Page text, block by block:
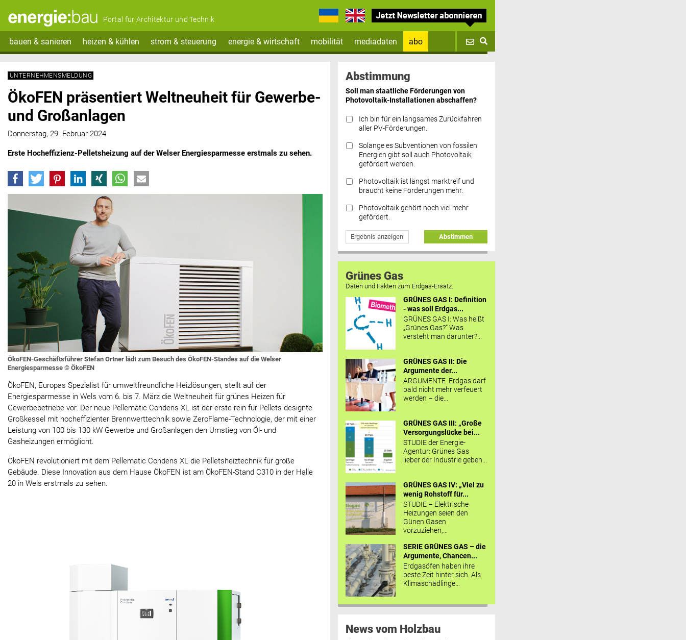
Portal für Architektur und Technik
bauen & sanieren heizen & kühlen strom & steuerung energie & wirtschaft mobilität mediadaten
abo
Datenschutz FAQs
UNTERNEHMENSMELDUNG
ÖkoFEN präsentiert Weltneuheit für Gewerbe-
und Großanlagen
Donnerstag, 29. Februar 2024
Erste Hocheffizienz-Pelletsheizung auf der Welser Energiesparmesse erstmals zu sehen.
ÖkoFEN-Geschäftsführer Stefan Ortner lädt zum Besuch des ÖkoFEN-Standes auf die Welser
Energiesparmesse © ÖkoFEN
ÖkoFEN, Europas Spezialist für umweltfreundliche Heizlösungen, stellt auf der
Energiesparmesse in Wels vom 6. bis 7. März die Weltneuheit für grünes Heizen für
Gewerbebetriebe vor. Der neue Pellematic Condens XL ist der erste rein für Pellets designte
Großkessel mit hocheffizienter Brennwerttechnik sowie ZeroFlame-Technologie, der mit einer
Leistung von 100 bis 130 kW Gewerbe und Großanlagen den Umstieg von Öl- und
Gasheizungen ermöglicht.
ÖkoFEN revolutioniert mit dem Pellematic Condens XL die Pelletsheiztechnik für große
Gebäude. Diese Innovation aus dem Hause ÖkoFEN ist am ÖkoFEN-Stand C310 in der Halle
20 in Wels erstmals zu sehen.
Abstimmung
Soll man staatliche Förderungen von
Photovoltaik-Installationen abschaffen?
Ich bin für ein langsames Zurückfahren
aller PV-Förderungen.
Solange es Subventionen von fossilen
Energien gibt soll auch Photovoltaik
gefördert werden.
Photovoltaik ist längst marktreif und
braucht keine Förderungen mehr.
Photovoltaik gehört noch viel mehr
gefördert.
Ergebnis anzeigen Abstimmen
Grünes Gas
Daten und Fakten zum Erdgas-Ersatz.
GRÜNES GAS I: Definition
- was soll Erdgas...
GRÜNES GAS I: Was heißt
„Grünes Gas?“ Was
versteht man darunter?...
GRÜNES GAS II: Die
Argumente der...
ARGUMENTE Erdgas darf
bald nicht mehr verfeuert
werden – die...
GRÜNES GAS III: „Große
Versorgungslücke bei...
STUDIE der Energie-
Agentur: Grünes Gas
lieber der Industrie geben...
GRÜNES GAS IV: „Viel zu
wenig Rohstoff für...
STUDIE – Elektrische
Heizungen seien den
Günen Gasen
vorzuziehen,...
SERIE GRÜNES GAS – die
Argumente, Chancen...
Erdgasöfen haben ihre
beste Zeit hinter sich. Als
Klimaschädlinge...
News vom Holzbau